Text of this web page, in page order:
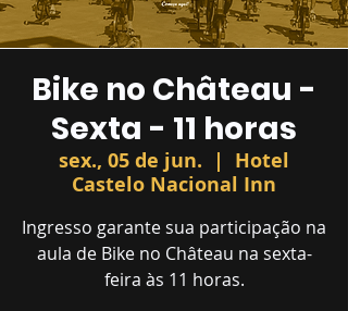
Bike no Château -
Sexta - 11 horas
sex., 05 de jun.
  |
Hotel
Castelo Nacional Inn
Ingresso garante sua participação na
aula de Bike no Château na sexta-
feira às 11 horas.